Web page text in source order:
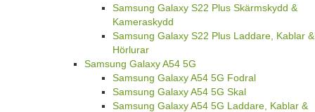
Samsung Galaxy S22 Plus Skärmskydd &
Kameraskydd
Samsung Galaxy S22 Plus Laddare, Kablar &
Hörlurar
Samsung Galaxy A54 5G
Samsung Galaxy A54 5G Fodral
Samsung Galaxy A54 5G Skal
Samsung Galaxy A54 5G Laddare, Kablar &